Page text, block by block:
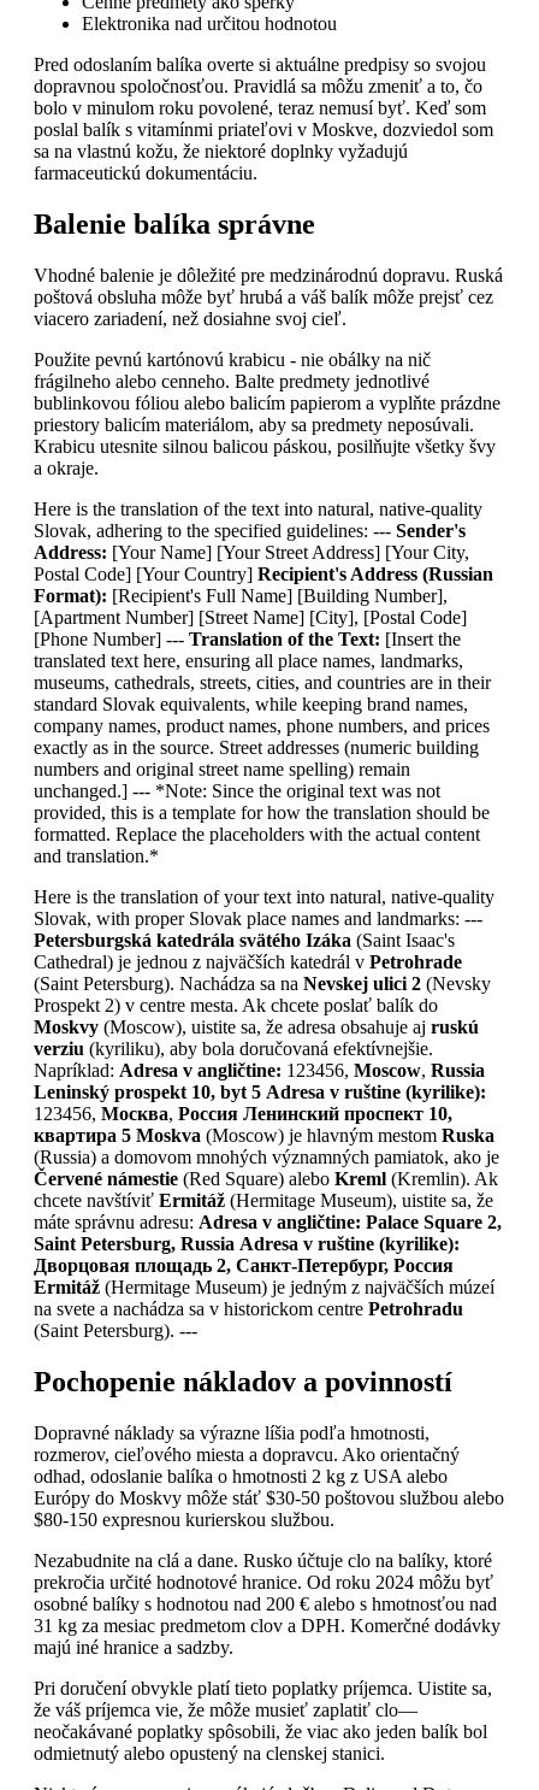
Elektronika nad určitou hodnotou
Pred odoslaním balíka overte si aktuálne predpisy so svojou
dopravnou spoločnosťou. Pravidlá sa môžu zmeniť a to, čo
bolo v minulom roku povolené, teraz nemusí byť. Keď som
poslal balík s vitamínmi priateľovi v Moskve, dozviedol som
sa na vlastnú kožu, že niektoré doplnky vyžadujú
farmaceutickú dokumentáciu.
Balenie balíka správne
Vhodné balenie je dôležité pre medzinárodnú dopravu. Ruská
poštová obsluha môže byť hrubá a váš balík môže prejsť cez
viacero zariadení, než dosiahne svoj cieľ.
Použite pevnú kartónovú krabicu - nie obálky na nič
frágilneho alebo cenneho. Balte predmety jednotlivé
bublinkovou fóliou alebo balicím papierom a vyplňte prázdne
priestory balicím materiálom, aby sa predmety neposúvali.
Krabicu utesnite silnou balicou páskou, posilňujte všetky švy
a okraje.
Here is the translation of the text into natural, native-quality
Slovak, adhering to the specified guidelines: --- Sender's
Address: [Your Name] [Your Street Address] [Your City,
Postal Code] [Your Country] Recipient's Address (Russian
Format): [Recipient's Full Name] [Building Number],
[Apartment Number] [Street Name] [City], [Postal Code]
[Phone Number] --- Translation of the Text: [Insert the
translated text here, ensuring all place names, landmarks,
museums, cathedrals, streets, cities, and countries are in their
standard Slovak equivalents, while keeping brand names,
company names, product names, phone numbers, and prices
exactly as in the source. Street addresses (numeric building
numbers and original street name spelling) remain
unchanged.] --- *Note: Since the original text was not
provided, this is a template for how the translation should be
formatted. Replace the placeholders with the actual content
and translation.*
Here is the translation of your text into natural, native-quality
Slovak, with proper Slovak place names and landmarks: ---
Petersburgská katedrála svätého Izáka (Saint Isaac's
Cathedral) je jednou z najväčších katedrál v Petrohrade
(Saint Petersburg). Nachádza sa na Nevskej ulici 2 (Nevsky
Prospekt 2) v centre mesta. Ak chcete poslať balík do
Moskvy (Moscow), uistite sa, že adresa obsahuje aj ruskú
verziu (kyriliku), aby bola doručovaná efektívnejšie.
Napríklad: Adresa v angličtine: 123456, Moscow, Russia
Leninský prospekt 10, byt 5 Adresa v ruštine (kyrilike):
123456, Москва, Россия Ленинский проспект 10,
квартира 5 Moskva (Moscow) je hlavným mestom Ruska
(Russia) a domovom mnohých významných pamiatok, ako je
Červené námestie (Red Square) alebo Kreml (Kremlin). Ak
chcete navštíviť Ermitáž (Hermitage Museum), uistite sa, že
máte správnu adresu: Adresa v angličtine: Palace Square 2,
Saint Petersburg, Russia Adresa v ruštine (kyrilike):
Дворцовая площадь 2, Санкт-Петербург, Россия
Ermitáž (Hermitage Museum) je jedným z najväčších múzeí
na svete a nachádza sa v historickom centre Petrohradu
(Saint Petersburg). ---
Pochopenie nákladov a povinností
Dopravné náklady sa výrazne líšia podľa hmotnosti,
rozmerov, cieľového miesta a dopravcu. Ako orientačný
odhad, odoslanie balíka o hmotnosti 2 kg z USA alebo
Európy do Moskvy môže stáť $30-50 poštovou službou alebo
$80-150 expresnou kurierskou službou.
Nezabudnite na clá a dane. Rusko účtuje clo na balíky, ktoré
prekročia určité hodnotové hranice. Od roku 2024 môžu byť
osobné balíky s hodnotou nad 200 € alebo s hmotnosťou nad
31 kg za mesiac predmetom clov a DPH. Komerčné dodávky
majú iné hranice a sadzby.
Pri doručení obvykle platí tieto poplatky príjemca. Uistite sa,
že váš príjemca vie, že môže musieť zaplatiť clo—
neočakávané poplatky spôsobili, že viac ako jeden balík bol
odmietnutý alebo opustený na clenskej stanici.